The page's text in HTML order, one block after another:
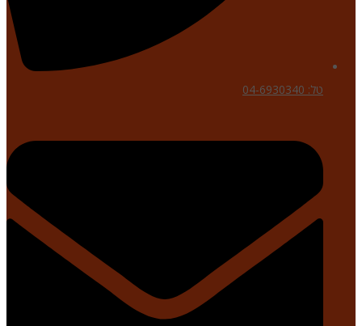
טל: 04-6930340